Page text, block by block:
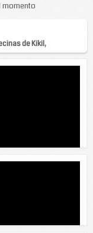
momento
de Kikil,